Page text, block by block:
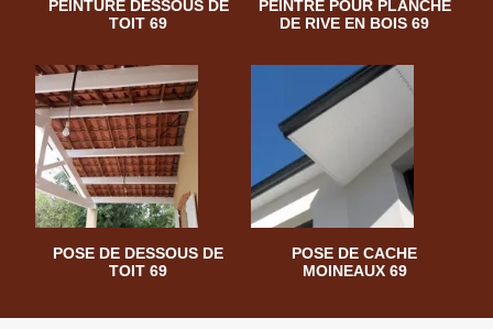
PEINTURE DESSOUS DE
TOIT 69
PEINTRE POUR PLANCHE
DE RIVE EN BOIS 69
POSE DE DESSOUS DE
TOIT 69
POSE DE CACHE
MOINEAUX 69